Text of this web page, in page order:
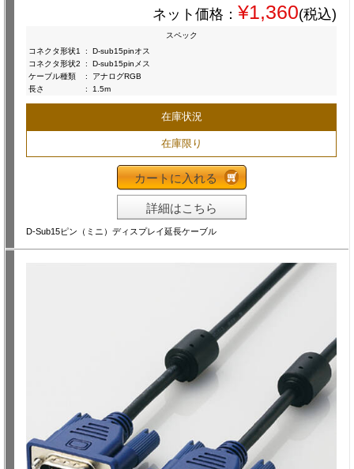
ネット価格： ¥1,360(税込)
スペック
コネクタ形状1
:
D-sub15pinオス
コネクタ形状2
:
D-sub15pinメス
ケーブル種類
:
アナログRGB
長さ
: 1.5m
在庫状況
在庫限り
カートに入れる
詳細はこちら
D-Sub15ピン（ミニ）ディスプレイ延長ケーブル